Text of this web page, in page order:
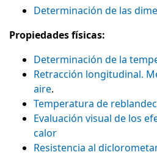
Determinación de las
Propiedades físicas:
Determinación de la
Retracción longitudinal.
aire.
Temperatura de
Evaluación visual de los
calor
Resistencia al